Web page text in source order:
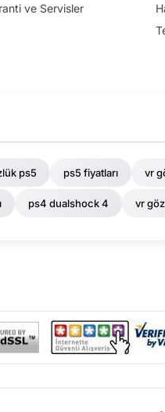
ve Servisler
ps5 ps5 fiyatları vr
ps4 dualshock 4 vr